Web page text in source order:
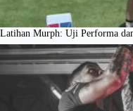
Latihan Murph: Uji Performa